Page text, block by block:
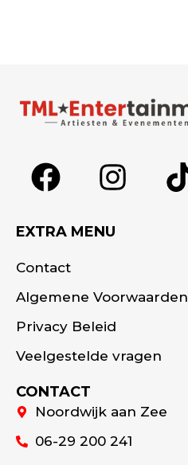
EXTRA MENU
Contact
Algemene Voorwaarden
Privacy Beleid
Veelgestelde vragen
CONTACT
Noordwijk aan Zee
06-29 200 241